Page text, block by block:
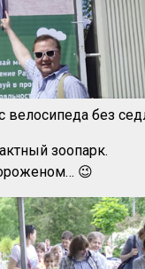
велосипеда без
зоопарк.
😉